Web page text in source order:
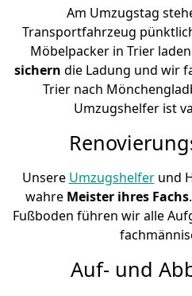
Am Umzugstag
Transportfahrzeug
Möbelpacker in Trier
sichern die Ladung und wir
Trier nach
Umzugshelfer ist
Unsere Umzugshelferund
wahre Meister ihres Fachs
Fußboden führen wir alle
Auf- und